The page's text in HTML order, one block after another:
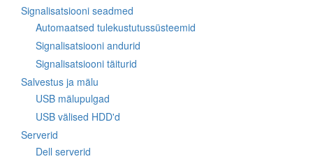
Signalisatsiooni seadmed
Automaatsed tulekustutussüsteemid
Signalisatsiooni andurid
Signalisatsiooni täiturid
Salvestus ja mälu
USB mälupulgad
USB välised HDD'd
Serverid
Dell serverid